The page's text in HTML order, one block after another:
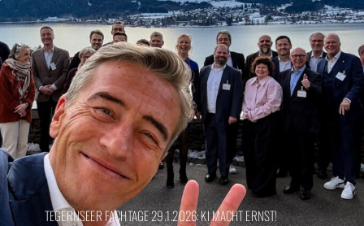
TEGERNSEER FACHTAGE 29.1.2026: KI MACHT ERNST!